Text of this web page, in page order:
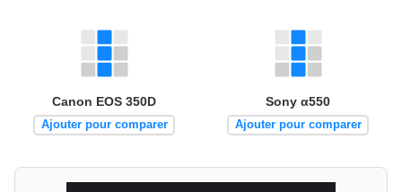
Canon EOS 350D
Ajouter pour comparer
Sony α550
Ajouter pour comparer